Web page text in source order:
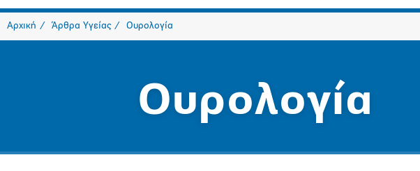
Αρχική Άρθρα Υγείας Ουρολογία
Ουρολογία